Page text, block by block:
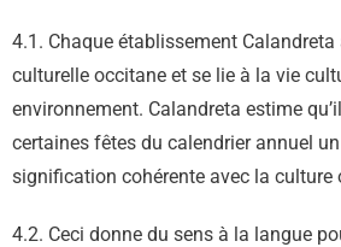
4.1. Chaque établissement
culturelle occitane et se lie à la vie
environnement. Calandreta estime
certaines fêtes du calendrier annuel
signification cohérente avec la culture
4.2. Ceci donne du sens à la langue